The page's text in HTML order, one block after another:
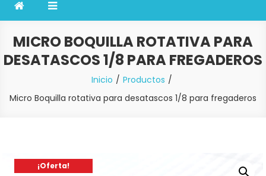
MICRO BOQUILLA ROTATIVA PARA
DESATASCOS 1/8 PARA FREGADEROS
Inicio
Productos
Micro Boquilla rotativa para desatascos 1/8 para fregaderos
¡Oferta!